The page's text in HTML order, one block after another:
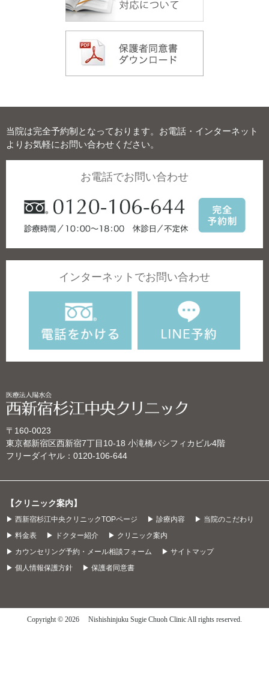
当院は完全予約制となっております。お電話・インターネット
よりお気軽にお問い合わせください。
お電話でお問い合わせ
インターネットでお問い合わせ
〒160-0023
東京都新宿区西新宿7丁目10‐18 小滝橋パシフィカビル4階
フリーダイヤル： 0120-106-644
【クリニック案内】
▶ 西新宿杉江中央クリニックTOPページ ▶ 診療内容
▶ 当院のこだわり
▶ 料金表
▶ ドクター紹介
▶ クリニック案内
▶ カウンセリング予約・メール相談フォーム
▶ サイトマップ
▶ 個人情報保護方針
▶ 保護者同意書
Copyright © 2026 Nishishinjuku Sugie Chuoh Clinic All rights reserved.